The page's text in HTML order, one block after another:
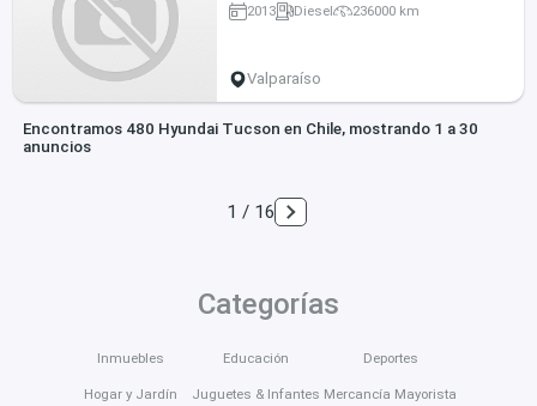
2013 Diesel 236000 km
Valparaíso
Encontramos 480 Hyundai Tucson en Chile, mostrando 1 a 30
anuncios
1 / 16
Categorías
Inmuebles
Hogar y Jardín
Educación
Juguetes & Infantes
Deportes
Mercancía Mayorista